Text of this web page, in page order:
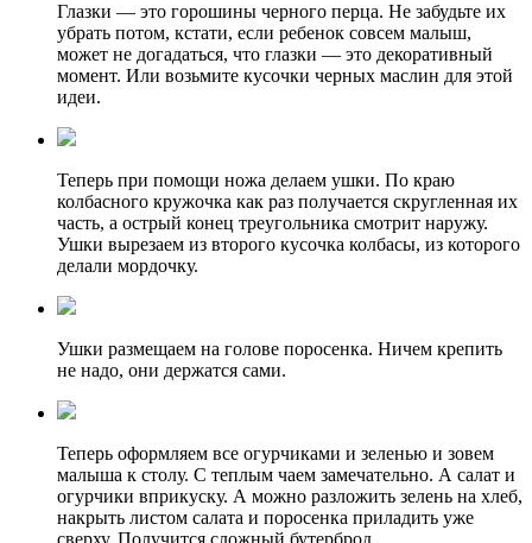
Глазки — это горошины черного перца. Не забудьте их
убрать потом, кстати, если ребенок совсем малыш,
может не догадаться, что глазки — это декоративный
момент. Или возьмите кусочки черных маслин для этой
идеи.
Теперь при помощи ножа делаем ушки. По краю
колбасного кружочка как раз получается скругленная их
часть, а острый конец треугольника смотрит наружу.
Ушки вырезаем из второго кусочка колбасы, из которого
делали мордочку.
Ушки размещаем на голове поросенка. Ничем крепить
не надо, они держатся сами.
Теперь оформляем все огурчиками и зеленью и зовем
малыша к столу. С теплым чаем замечательно. А салат и
огурчики вприкуску. А можно разложить зелень на хлеб,
накрыть листом салата и поросенка приладить уже